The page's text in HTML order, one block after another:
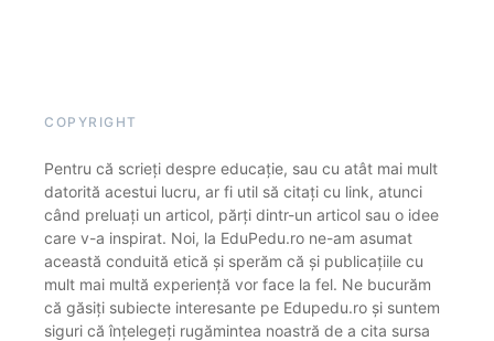
COPYRIGHT
Pentru că scrieți despre educație, sau cu atât mai mult
datorită acestui lucru, ar fi util să citați cu link, atunci
când preluați un articol, părți dintr-un articol sau o idee
care v-a inspirat. Noi, la EduPedu.ro ne-am asumat
această conduită etică și sperăm că și publicațiile cu
mult mai multă experiență vor face la fel. Ne bucurăm
că găsiți subiecte interesante pe Edupedu.ro și suntem
siguri că înțelegeți rugămintea noastră de a cita sursa